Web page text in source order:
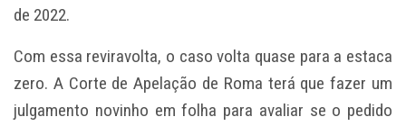
de 2022.
Com essa reviravolta, o caso volta quase para a estaca
zero. A Corte de Apelação de Roma terá que fazer um
julgamento novinho em folha para avaliar se o pedido